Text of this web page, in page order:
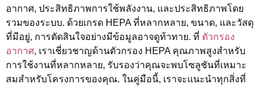
อากาศ, ประสิทธิภาพการใช้พลังงาน, และประสิทธิภาพโดย
รวมของระบบ. ด้วยเกรด HEPA ที่หลากหลาย, ขนาด, และวัสดุ
ที่มีอยู่, การตัดสินใจอย่างมีข้อมูลอาจดูท้าทาย. ที่ ตัวกรอง
อากาศ, เราเชี่ยวชาญด้านตัวกรอง HEPA คุณภาพสูงสำหรับ
การใช้งานที่หลากหลาย, รับรองว่าคุณจะพบโซลูชันที่เหมาะ
สมสำหรับโครงการของคุณ. ในคู่มือนี้, เราจะแนะนำทุกสิ่งที่